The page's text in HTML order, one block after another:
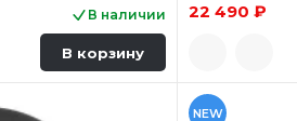
В наличии
В корзину
22 490 ₽
NEW